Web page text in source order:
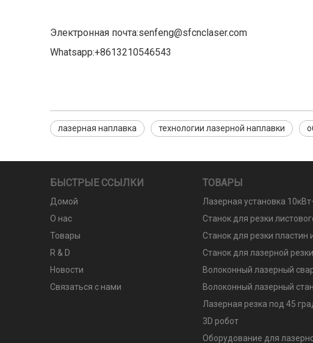
Электронная почта:senfeng@sfcnclaser.com
Whatsapp:+8613210546543
лазерная наплавка технологии лазерной наплавки
БЫСТРЫЕ ССЫЛКИ
Домой
О нас
Товары
R & D
Новости
Связаться с нами
ТОВАРЫ
Лазерная установка
Станок для резки
Станок для резки пластин
Станок для лазерной
Волоконный лазерный
Волоконный лазерный
Лазерная резка под 45
3D робот
Оборудование для